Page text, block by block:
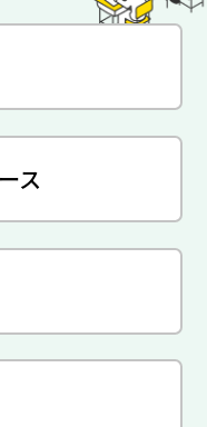
ス